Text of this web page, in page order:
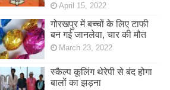
April 15, 2022
गोरखपुर में बच्चों के लिए टाफी
बन गई जानलेवा, चार की मौत
March 23, 2022
स्कैल्प कूलिंग थेरेपी से बंद होगा
बालों का झड़ना